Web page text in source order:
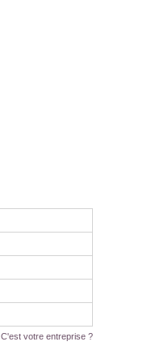
C'est votre entreprise ?